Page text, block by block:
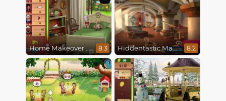
Home Makeover Hidden Object 8.3 Hiddentastic Mansion 8.2